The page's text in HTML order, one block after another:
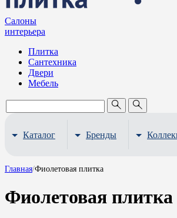
Салоны
интерьера
Плитка
Сантехника
Двери
Мебель
Каталог Бренды
Главная/Фиолетовая плитка
Фиолетовая плитка